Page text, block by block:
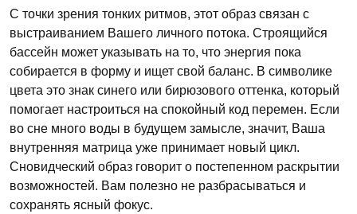
С точки зрения тонких ритмов, этот образ связан с
выстраиванием Вашего личного потока. Строящийся
бассейн может указывать на то, что энергия пока
собирается в форму и ищет свой баланс. В символике
цвета это знак синего или бирюзового оттенка, который
помогает настроиться на спокойный код перемен. Если
во сне много воды в будущем замысле, значит, Ваша
внутренняя матрица уже принимает новый цикл.
Сновидческий образ говорит о постепенном раскрытии
возможностей. Вам полезно не разбрасываться и
сохранять ясный фокус.